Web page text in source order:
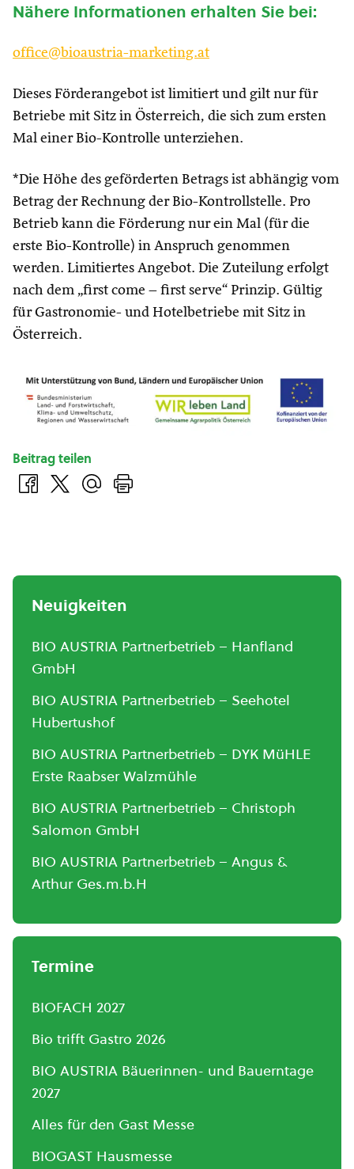
Nähere Informationen erhalten Sie bei:
office@bioaustria-marketing.at
Dieses Förderangebot ist limitiert und gilt nur für
Betriebe mit Sitz in Österreich, die sich zum ersten
Mal einer Bio-Kontrolle unterziehen.
*Die Höhe des geförderten Betrags ist abhängig vom
Betrag der Rechnung der Bio-Kontrollstelle. Pro
Betrieb kann die Förderung nur ein Mal (für die
erste Bio-Kontrolle) in Anspruch genommen
werden. Limitiertes Angebot. Die Zuteilung erfolgt
nach dem „first come – first serve“ Prinzip. Gültig
für Gastronomie- und Hotelbetriebe mit Sitz in
Österreich.
Beitrag teilen
Neuigkeiten
BIO AUSTRIA Partnerbetrieb – Hanfland
GmbH
BIO AUSTRIA Partnerbetrieb – Seehotel
Hubertushof
BIO AUSTRIA Partnerbetrieb – DYK MüHLE
Erste Raabser Walzmühle
BIO AUSTRIA Partnerbetrieb – Christoph
Salomon GmbH
BIO AUSTRIA Partnerbetrieb – Angus &
Arthur Ges.m.b.H
Termine
BIOFACH 2027
Bio trifft Gastro 2026
BIO AUSTRIA Bäuerinnen- und Bauerntage
2027
Alles für den Gast Messe
BIOGAST Hausmesse